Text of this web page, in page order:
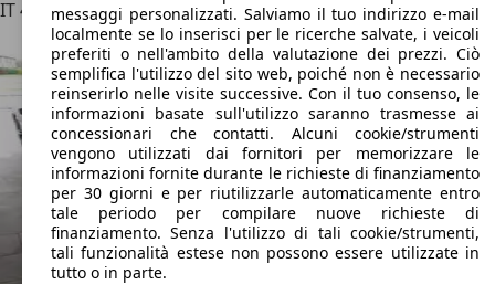
IT 47891Dogana - Repubblica Di San Marino - Rsm
messaggi personalizzati. Salviamo il tuo indirizzo e-mail
localmente se lo inserisci per le ricerche salvate, i veicoli
preferiti o nell'ambito della valutazione dei prezzi. Ciò
semplifica l'utilizzo del sito web, poiché non è necessario
reinserirlo nelle visite successive. Con il tuo consenso, le
informazioni basate sull'utilizzo saranno trasmesse ai
concessionari che contatti. Alcuni cookie/strumenti
vengono utilizzati dai fornitori per memorizzare le
informazioni fornite durante le richieste di finanziamento
per 30 giorni e per riutilizzarle automaticamente entro
tale periodo per compilare nuove richieste di
finanziamento. Senza l'utilizzo di tali cookie/strumenti,
tali funzionalità estese non possono essere utilizzate in
tutto o in parte.